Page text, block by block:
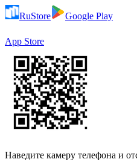
RuStore Google Play
App Store
Наведите камеру телефона и